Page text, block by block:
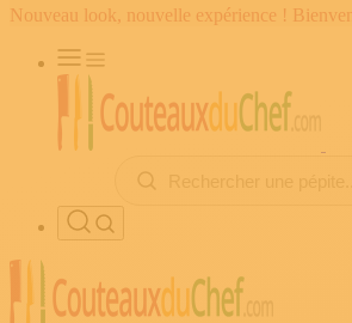
Nouveau look, nouvelle expérience !